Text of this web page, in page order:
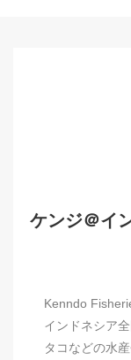
ケンジ＠イ
Kenndo
インドネシア
タコなどの水